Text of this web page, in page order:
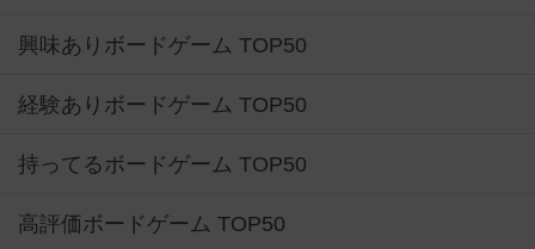
興味ありボードゲーム TOP50
経験ありボードゲーム TOP50
持ってるボードゲーム TOP50
高評価ボードゲーム TOP50